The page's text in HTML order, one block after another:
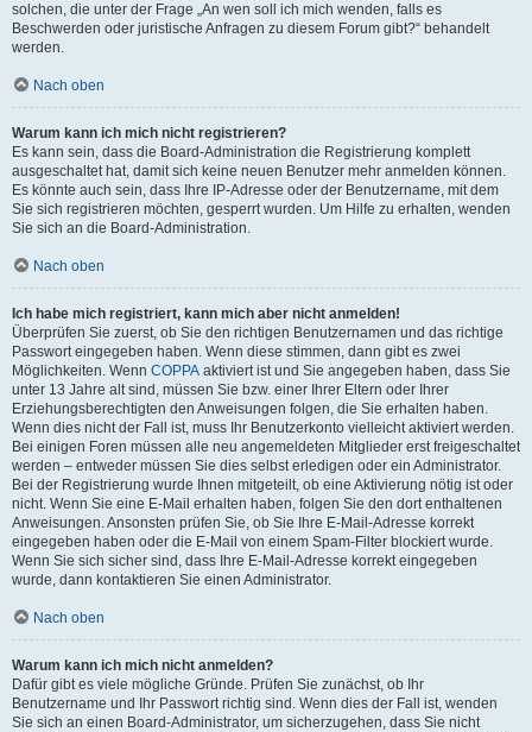
solchen, die unter der Frage „An wen soll ich mich wenden, falls es
Beschwerden oder juristische Anfragen zu diesem Forum gibt?“ behandelt
werden.
Nach oben
Warum kann ich mich nicht registrieren?
Es kann sein, dass die Board-Administration die Registrierung komplett
ausgeschaltet hat, damit sich keine neuen Benutzer mehr anmelden können.
Es könnte auch sein, dass Ihre IP-Adresse oder der Benutzername, mit dem
Sie sich registrieren möchten, gesperrt wurden. Um Hilfe zu erhalten, wenden
Sie sich an die Board-Administration.
Nach oben
Ich habe mich registriert, kann mich aber nicht anmelden!
Überprüfen Sie zuerst, ob Sie den richtigen Benutzernamen und das richtige
Passwort eingegeben haben. Wenn diese stimmen, dann gibt es zwei
Möglichkeiten. Wenn COPPA aktiviert ist und Sie angegeben haben, dass Sie
unter 13 Jahre alt sind, müssen Sie bzw. einer Ihrer Eltern oder Ihrer
Erziehungsberechtigten den Anweisungen folgen, die Sie erhalten haben.
Wenn dies nicht der Fall ist, muss Ihr Benutzerkonto vielleicht aktiviert werden.
Bei einigen Foren müssen alle neu angemeldeten Mitglieder erst freigeschaltet
werden – entweder müssen Sie dies selbst erledigen oder ein Administrator.
Bei der Registrierung wurde Ihnen mitgeteilt, ob eine Aktivierung nötig ist oder
nicht. Wenn Sie eine E-Mail erhalten haben, folgen Sie den dort enthaltenen
Anweisungen. Ansonsten prüfen Sie, ob Sie Ihre E-Mail-Adresse korrekt
eingegeben haben oder die E-Mail von einem Spam-Filter blockiert wurde.
Wenn Sie sich sicher sind, dass Ihre E-Mail-Adresse korrekt eingegeben
wurde, dann kontaktieren Sie einen Administrator.
Nach oben
Warum kann ich mich nicht anmelden?
Dafür gibt es viele mögliche Gründe. Prüfen Sie zunächst, ob Ihr
Benutzername und Ihr Passwort richtig sind. Wenn dies der Fall ist, wenden
Sie sich an einen Board-Administrator, um sicherzugehen, dass Sie nicht